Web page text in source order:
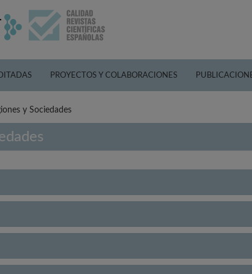
PROYECTOS Y COLABORACIONES
y Sociedades